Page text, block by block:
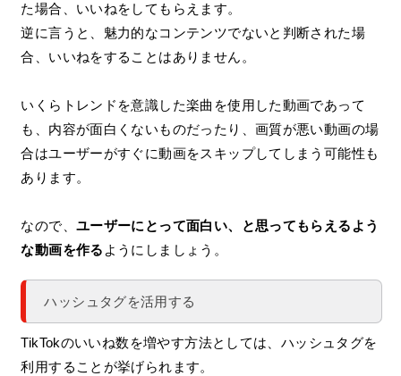
た場合、いいねをしてもらえます。
逆に言うと、魅力的なコンテンツでないと判断された場
合、いいねをすることはありません。
いくらトレンドを意識した楽曲を使用した動画であって
も、内容が面白くないものだったり、画質が悪い動画の場
合はユーザーがすぐに動画をスキップしてしまう可能性も
あります。
なので、 ユーザーにとって面白い、と思ってもらえるよう
な動画を作る ようにしましょう。
ハッシュタグを活用する
TikTokのいいね数を増やす方法としては、ハッシュタグを
利用することが挙げられます。